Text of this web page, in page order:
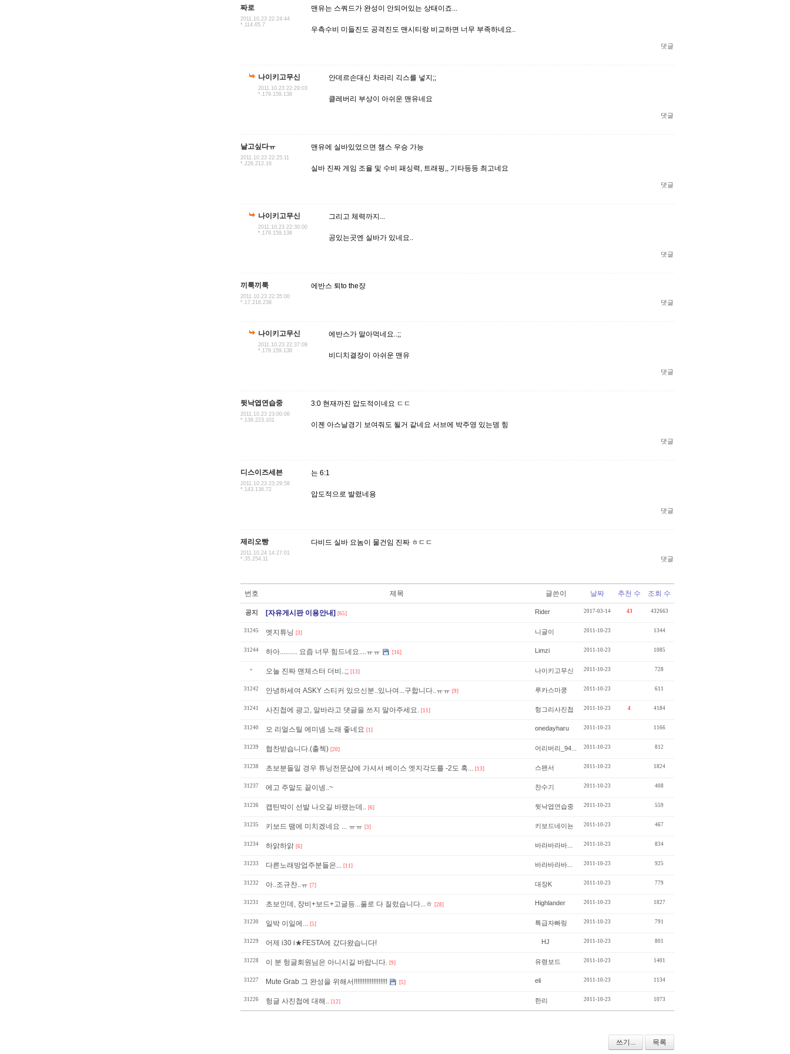
짜로
2011.10.23 22:24:44
*.114.65.7
맨유는 스쿼드가 완성이 안되어있는 상태이죠...
우측수비 미들진도 공격진도 맨시티랑 비교하면 너무 부족하네요..
댓글
나이키고무신
2011.10.23 22:29:03
*.179.159.138
안데르손대신 차라리 긱스를 넣지;;
클레버리 부상이 아쉬운 맨유네요
댓글
날고싶다ㅠ
2011.10.23 22:25:11
*.226.212.16
맨유에 실바있었으면 챔스 우승 가능
실바 진짜 게임 조율 및 수비 패싱력, 트래핑,, 기타등등 최고네요
댓글
나이키고무신
2011.10.23 22:30:00
*.179.159.138
그리고 체력까지...
공있는곳엔 실바가 있네요..
댓글
끼룩끼룩
2011.10.23 22:35:00
*.17.216.238
에반스 퇴to the장
댓글
나이키고무신
2011.10.23 22:37:09
*.179.159.138
에반스가 말아먹네요..;;
비디치결장이 아쉬운 맨유
댓글
뒷낙엽연습중
2011.10.23 23:00:06
*.138.223.101
3:0 현재까진 압도적이네요 ㄷㄷ
이젠 아스날경기 보여줘도 될거 같네요 서브에 박주영 있는뎅 힝
댓글
디스이즈세븐
2011.10.23 23:29:58
*.143.136.72
는 6:1
압도적으로 발렸네용
댓글
제리오빵
2011.10.24 14:27:01
*.35.254.11
다비드 실바 요놈이 물건임 진짜 ㅎㄷㄷ
댓글
번호 제목 글쓴이 날짜 추천 수 조회 수
공지 [자유게시판 이용안내] [65] Rider 2017-03-14 43 432663
31245 엣지튜닝 [3] 니글이 2011-10-23 1344
31244 하아.......... 요즘 너무 힘드네요....ㅠㅠ [16] Limzi 2011-10-23 1085
» 오늘 진짜 맨체스터 더비..;; [13] 나이키고무신 2011-10-23 728
31242 안녕하세여 ASKY 스티커 있으신분..있나여...구합니다..ㅠㅠ [9] 루카스마쿵 2011-10-23 611
31241 사진첩에 광고, 알바라고 댓글을 쓰지 말아주세요. [11] 헝그리사진첩 2011-10-23 4 4184
31240 오 리얼스틸 에미넴 노래 좋네요 [1] onedayharu 2011-10-23 1166
31239 협찬받습니다.(출첵) [20] 어리버리_94... 2011-10-23 812
31238 초보분들일 경우 튜닝전문샵에 가셔서 베이스 엣지각도를 -2도 혹... [13] 스팬서 2011-10-23 1824
31237 에고 주말도 끝이넹..~ 찬수기 2011-10-23 408
31236 캡틴박이 선발 나오길 바랬는데.. [6] 뒷낙엽연습중 2011-10-23 559
31235 키보드 땜에 미치겠네요 ... ㅠㅠ [3] 키보드네이뇬 2011-10-23 467
31234 하앍하앍 [6] 바라바라바... 2011-10-23 834
31233 다른노래방업주분들은... [11] 바라바라바... 2011-10-23 925
31232 아..조규찬..ㅠ [7] 대장K 2011-10-23 779
31231 초보인데, 장비+보드+고글등...풀로 다 질렀습니다...ㅎ [28] Highlander 2011-10-23 1827
31230 일박 이일에... [5] 특급자빠링 2011-10-23 791
31229 어제 i30 i★FESTA에 갔다왔습니다! HJ 2011-10-23 801
31228 이 분 헝글회원님은 아니시길 바랍니다. [9] 유령보드 2011-10-23 1401
31227 Mute Grab 그 완성을 위해서!!!!!!!!!!!!!!!!!!! [5] eli 2011-10-23 1134
31226 헝글 사진첩에 대해.. [12] 한리 2011-10-23 1073
쓰기... 목록